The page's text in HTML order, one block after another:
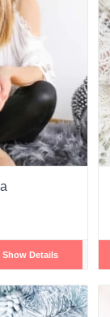
Show Details